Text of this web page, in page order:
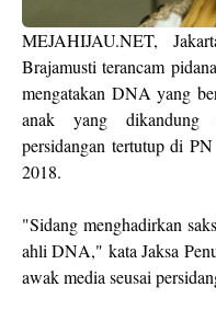
MEJAHIJAU.NET,
Brajamusti terancam
mengatakan DNA yang
anak yang dikandung
persidangan tertutup di
2018.
"Sidang menghadirkan
ahli DNA," kata Jaksa
awak media seusai